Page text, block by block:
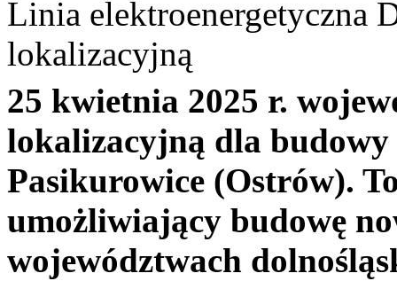
Linia elektroenergetyczna
lokalizacyjną
25 kwietnia 2025 r.
lokalizacyjną dla
Pasikurowice (Ostrów).
umożliwiający budowę
województwach